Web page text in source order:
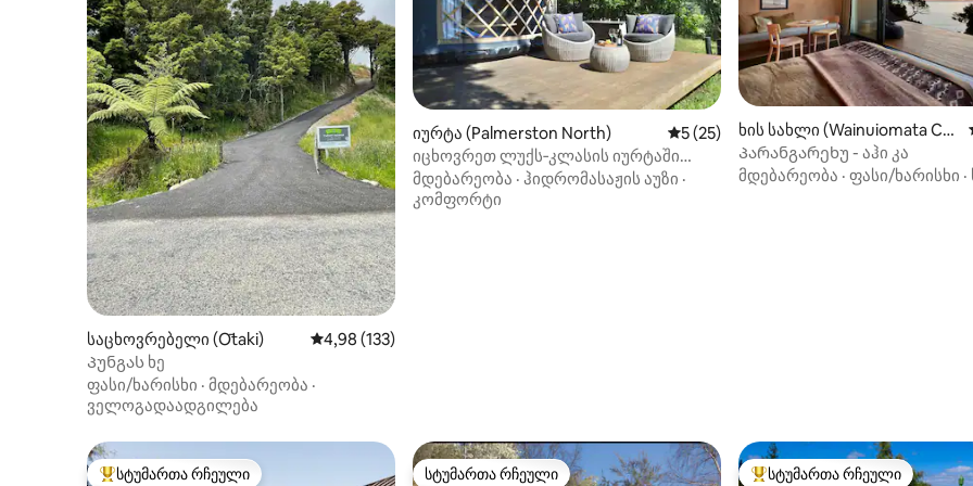
საცხოვრებელი (Ōtaki) საშუალო შეფასებაა 5‑დან 4,98, 133 მიმოხილვა
4,98 (133)
Პუნგას ხე
ფასი/ხარისხი · მდებარეობა ·
ველოგადაადგილება
იურტა (Palmerston North) საშუალო შეფასებაა 5‑დან 5, 25
5 (25)
იცხოვრეთ ლუქს‑კლასის იურტაში
პალმერსტონ‑ნორთში
მდებარეობა · ჰიდრომასაჟის აუზი ·
კომფორტი
ხის სახლი (Wainuiomata Co
ast)
Პარანგარეხუ - აჰი კა
მდებარეობა · ფასი/ხარისხი ·
სტუმართა რჩეული სტუმართა რჩეული სტუმართა რჩეული